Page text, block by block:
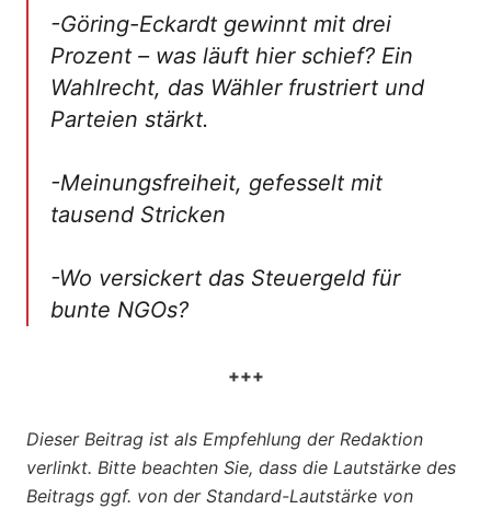
-Göring-Eckardt gewinnt mit drei
Prozent – was läuft hier schief? Ein
Wahlrecht, das Wähler frustriert und
Parteien stärkt.
-Meinungsfreiheit, gefesselt mit
tausend Stricken
-Wo versickert das Steuergeld für
bunte NGOs?
+++
Dieser Beitrag ist als Empfehlung der Redaktion
verlinkt. Bitte beachten Sie, dass die Lautstärke des
Beitrags ggf. von der Standard-Lautstärke von